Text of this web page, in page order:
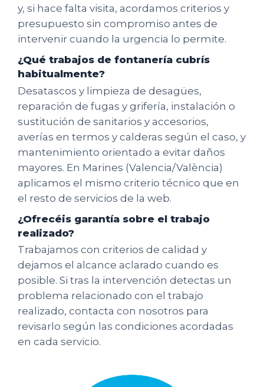
y, si hace falta visita, acordamos criterios y
presupuesto sin compromiso antes de
intervenir cuando la urgencia lo permite.
¿Qué trabajos de fontanería cubrís
habitualmente?
Desatascos y limpieza de desagües,
reparación de fugas y grifería, instalación o
sustitución de sanitarios y accesorios,
averías en termos y calderas según el caso, y
mantenimiento orientado a evitar daños
mayores. En Marines (Valencia/València)
aplicamos el mismo criterio técnico que en
el resto de servicios de la web.
¿Ofrecéis garantía sobre el trabajo
realizado?
Trabajamos con criterios de calidad y
dejamos el alcance aclarado cuando es
posible. Si tras la intervención detectas un
problema relacionado con el trabajo
realizado, contacta con nosotros para
revisarlo según las condiciones acordadas
en cada servicio.